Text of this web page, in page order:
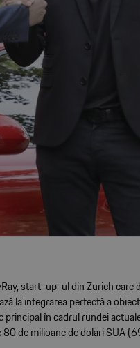
start-up-ul din Zurich care
la integrarea perfectă a
în cadrul rundei
de milioane de dolari SUA